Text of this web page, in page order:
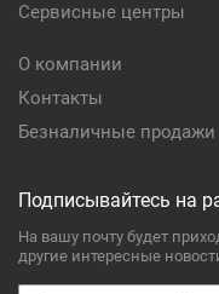
Сервисные центры
О компании
Контакты
Безналичные продажи
Подписывайтесь на
На вашу почту будет
другие интересные